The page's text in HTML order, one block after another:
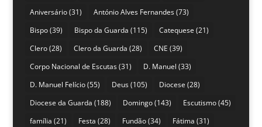
Aniversário(31) António Alves Fernandes(73)
Bispo(39) Bispo da Guarda (115) Catequese (21)
Clero(28) Clero da Guarda (28) CNE (39)
Corpo Nacional de Escutas(31) D. Manuel (33)
D. Manuel Felício(55) Deus(105) Diocese (28)
Diocese da Guarda (188) Domingo(143) Escutismo(45)
família (21) Festa (28) Fundão(34) Fátima (31)